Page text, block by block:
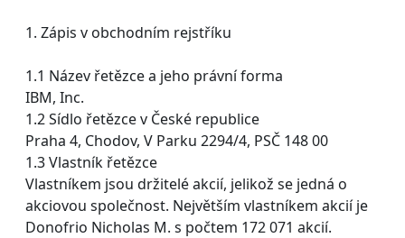
1. Zápis v obchodním rejstříku
1.1 Název řetězce a jeho právní forma
IBM, Inc.
1.2 Sídlo řetězce v České republice
Praha 4, Chodov, V Parku 2294/4, PSČ 148 00
1.3 Vlastník řetězce
Vlastníkem jsou držitelé akcií, jelikož se jedná o
akciovou společnost. Největším vlastníkem akcií je
Donofrio Nicholas M. s počtem 172 071 akcií.